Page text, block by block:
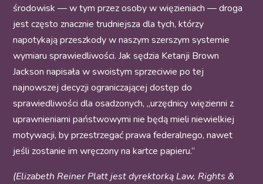
środowisk — w tym przez osoby w więzieniach — droga
jest często znacznie trudniejsza dla tych, którzy
napotykają przeszkody w naszym szerszym systemie
wymiaru sprawiedliwości. Jak sędzia Ketanji Brown
Jackson napisała w swoistym sprzeciwie po tej
najnowszej decyzji ograniczającej dostęp do
sprawiedliwości dla osadzonych, „urzędnicy więzienni z
uprawnieniami państwowymi nie będą mieli niewielkiej
motywacji, by przestrzegać prawa federalnego, nawet
jeśli zostanie im wręczony na kartce papieru.”
(Elizabeth Reiner Platt jest dyrektorką Law, Rights &